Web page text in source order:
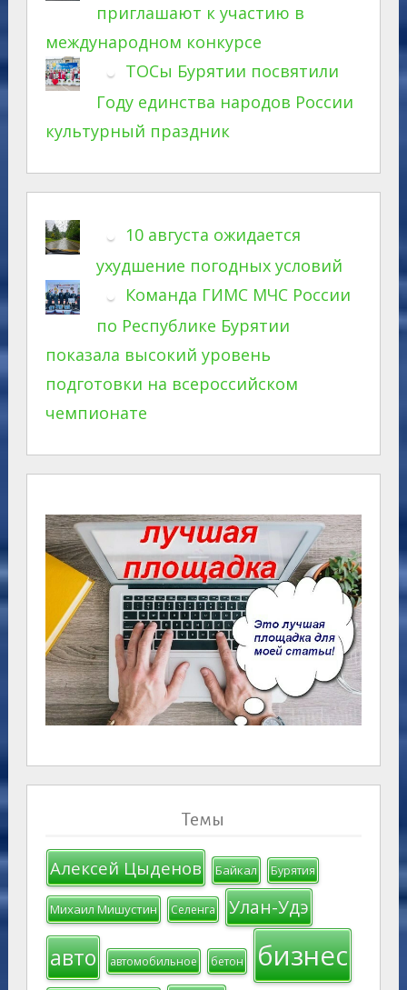
приглашают к участию в
международном конкурсе
ТОСы Бурятии посвятили
Году единства народов России
культурный праздник
10 августа ожидается
ухудшение погодных условий
Команда ГИМС МЧС России
по Республике Бурятии
показала высокий уровень
подготовки на всероссийском
чемпионате
Темы
Алексей Цыденов Байкал Бурятия
Михаил Мишустин Селенга Улан-Удэ
авто автомобильное бетон бизнес